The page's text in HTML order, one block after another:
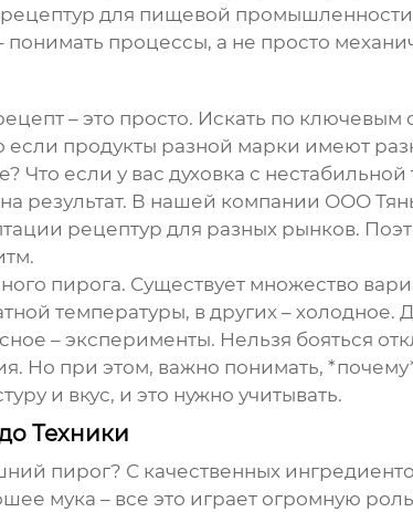
для пищевой промышленности
понимать процессы, а не просто
– это просто. Искать по ключевым
если продукты разной марки имеют
Что если у вас духовка с
на результат. В нашей компании ООО
рецептур для разных рынков.
пирога. Существует множество
температуры, в других –
– эксперименты. Нельзя бояться
Но при этом, важно понимать,
и вкус, и это нужно учитывать.
Техники
пирог? С качественных
мука – все это играет огромную